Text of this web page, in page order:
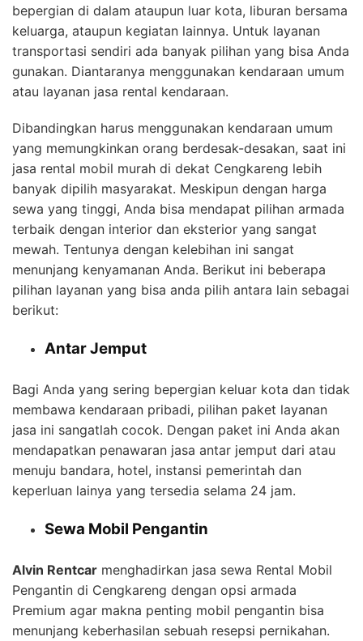
bepergian di dalam ataupun luar kota, liburan bersama
keluarga, ataupun kegiatan lainnya. Untuk layanan
transportasi sendiri ada banyak pilihan yang bisa Anda
gunakan. Diantaranya menggunakan kendaraan umum
atau layanan jasa rental kendaraan.
Dibandingkan harus menggunakan kendaraan umum
yang memungkinkan orang berdesak-desakan, saat ini
jasa rental mobil murah di dekat Cengkareng lebih
banyak dipilih masyarakat. Meskipun dengan harga
sewa yang tinggi, Anda bisa mendapat pilihan armada
terbaik dengan interior dan eksterior yang sangat
mewah. Tentunya dengan kelebihan ini sangat
menunjang kenyamanan Anda. Berikut ini beberapa
pilihan layanan yang bisa anda pilih antara lain sebagai
berikut:
Antar Jemput
Bagi Anda yang sering bepergian keluar kota dan tidak
membawa kendaraan pribadi, pilihan paket layanan
jasa ini sangatlah cocok. Dengan paket ini Anda akan
mendapatkan penawaran jasa antar jemput dari atau
menuju bandara, hotel, instansi pemerintah dan
keperluan lainya yang tersedia selama 24 jam.
Sewa Mobil Pengantin
Alvin Rentcar menghadirkan jasa sewa Rental Mobil
Pengantin di Cengkareng dengan opsi armada
Premium agar makna penting mobil pengantin bisa
menunjang keberhasilan sebuah resepsi pernikahan.